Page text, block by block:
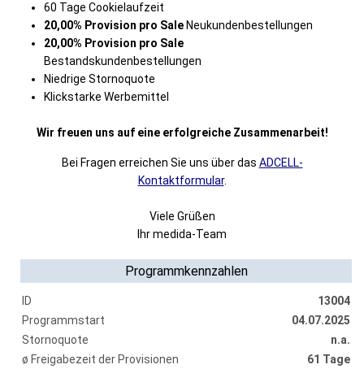
60 Tage Cookielaufzeit
20,00% Provision pro Sale Neukundenbestellungen
20,00% Provision pro Sale
Bestandskundenbestellungen
Niedrige Stornoquote
Klickstarke Werbemittel
Wir freuen uns auf eine erfolgreiche Zusammenarbeit!
Bei Fragen erreichen Sie uns über das ADCELL-
Kontaktformular.
Viele Grüßen
Ihr medida-Team
Programmkennzahlen
ID
13004
Programmstart
04.07.2025
Stornoquote
n.a.
ø Freigabezeit der Provisionen
61 Tage